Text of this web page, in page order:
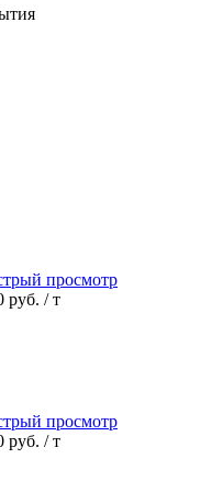
просмотр
руб. / т
просмотр
руб. / т